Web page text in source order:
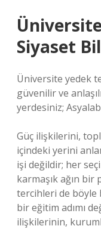
Siyaset
Üniversite yedek
güvenilir ve
yerdesiniz;
Güç ilişkilerini,
içindeki yerini
işi değildir; her
karmaşık ağın bir
tercihleri de böyle
bir eğitim adımı
ilişkilerinin,